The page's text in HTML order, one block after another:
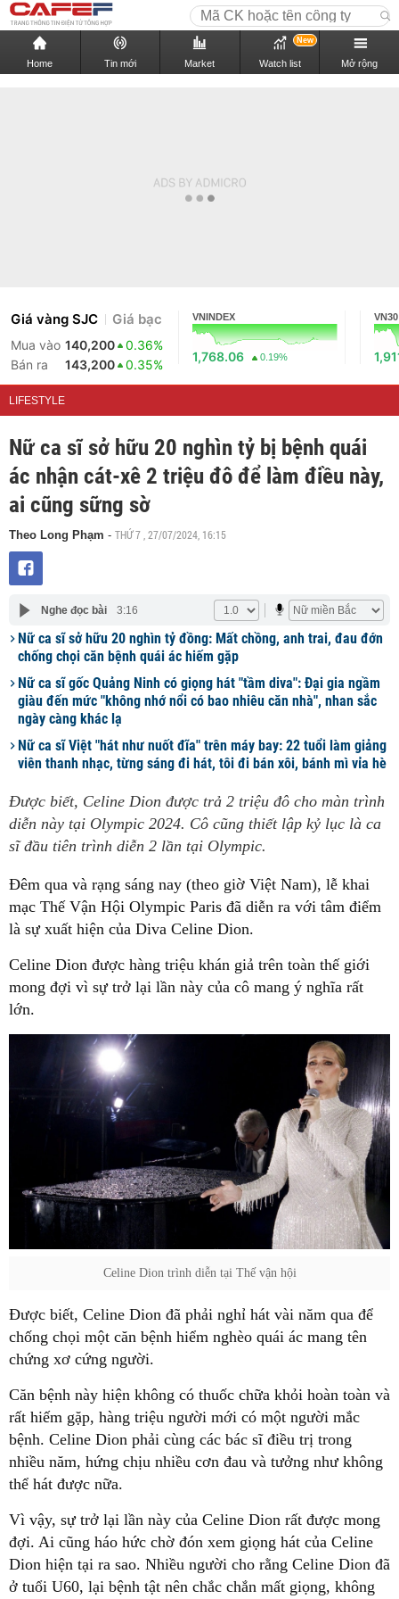
Home Tin mới Market Watch list
New
Mở rộng
Giá vàng SJC Giá bạc
Mua vào 140,200
0.36%
Bán ra
143,200 0.35%
VNINDEX
1,768.06 0.19%
VN30
LIFESTYLE
Nữ ca sĩ sở hữu 20 nghìn tỷ bị bệnh quái
ác nhận cát-xê 2 triệu đô để làm điều này,
ai cũng sững sờ
Theo Long Phạm - THỨ 7 , 27/07/2024, 16:15
Nghe đọc bài 3:16
Nữ ca sĩ sở hữu 20 nghìn tỷ đồng: Mất chồng, anh trai, đau đớn
chống chọi căn bệnh quái ác hiếm gặp
Nữ ca sĩ gốc Quảng Ninh có giọng hát "tầm diva": Đại gia ngầm
giàu đến mức "không nhớ nổi có bao nhiêu căn nhà", nhan sắc
ngày càng khác lạ
Nữ ca sĩ Việt "hát như nuốt đĩa" trên máy bay: 22 tuổi làm giảng
viên thanh nhạc, từng sáng đi hát, tôi đi bán xôi, bánh mì vỉa hè
Được biết, Celine Dion được trả 2 triệu đô cho màn trình
diễn này tại Olympic 2024. Cô cũng thiết lập kỷ lục là ca
sĩ đầu tiên trình diễn 2 lần tại Olympic.
Đêm qua và rạng sáng nay (theo giờ Việt Nam), lễ khai
mạc Thế Vận Hội Olympic Paris đã diễn ra với tâm điểm
là sự xuất hiện của Diva Celine Dion.
Celine Dion được hàng triệu khán giả trên toàn thế giới
mong đợi vì sự trở lại lần này của cô mang ý nghĩa rất
lớn.
Celine Dion trình diễn tại Thế vận hội
Được biết, Celine Dion đã phải nghỉ hát vài năm qua để
chống chọi một căn bệnh hiểm nghèo quái ác mang tên
chứng xơ cứng người.
Căn bệnh này hiện không có thuốc chữa khỏi hoàn toàn và
rất hiếm gặp, hàng triệu người mới có một người mắc
bệnh. Celine Dion phải cùng các bác sĩ điều trị trong
nhiều năm, hứng chịu nhiều cơn đau và tưởng như không
thể hát được nữa.
Vì vậy, sự trở lại lần này của Celine Dion rất được mong
đợi. Ai cũng háo hức chờ đón xem giọng hát của Celine
Dion hiện tại ra sao. Nhiều người cho rằng Celine Dion đã
ở tuổi U60, lại bệnh tật nên chắc chắn mất giọng, không